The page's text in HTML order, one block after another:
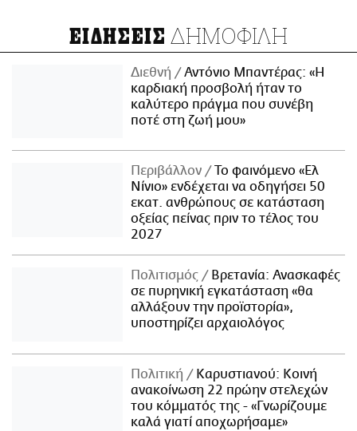
ΕΙΔΗΣΕΙΣ ΔΗΜΟΦΙΛΗ
Διεθνή
Αντόνιο Μπαντέρας: «Η
καρδιακή προσβολή ήταν το
καλύτερο πράγμα που συνέβη
ποτέ στη ζωή μου»
Περιβάλλον
Το φαινόμενο «Ελ
Νίνιο» ενδέχεται να οδηγήσει 50
εκατ. ανθρώπους σε κατάσταση
οξείας πείνας πριν το τέλος του
2027
Πολιτισμός
Βρετανία: Ανασκαφές
σε πυρηνική εγκατάσταση «θα
αλλάξουν την προϊστορία»,
υποστηρίζει αρχαιολόγος
Πολιτική
Καρυστιανού: Κοινή
ανακοίνωση 22 πρώην στελεχών
του κόμματός της - «Γνωρίζουμε
καλά γιατί αποχωρήσαμε»